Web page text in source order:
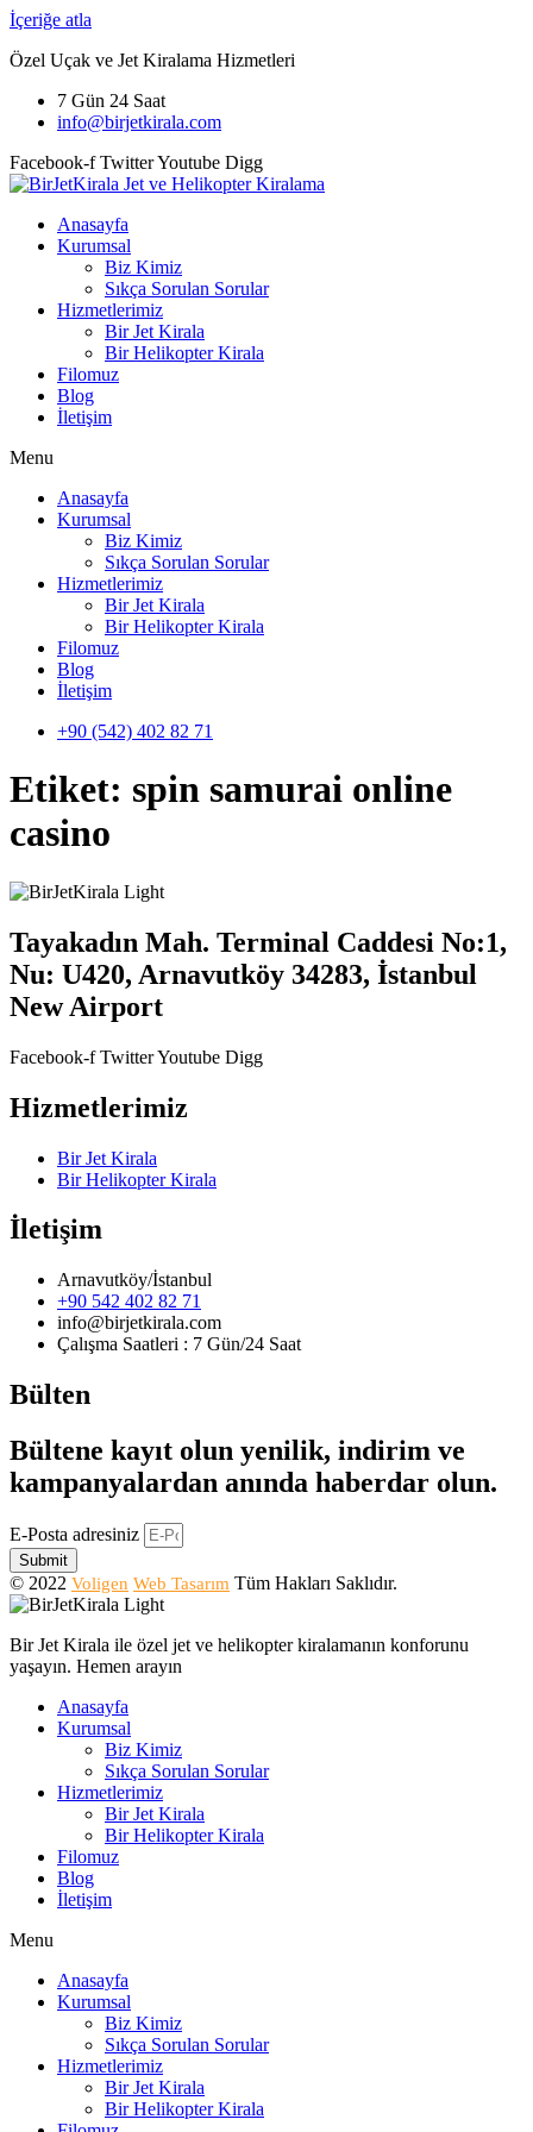
İçeriğe atla
Özel Uçak ve Jet Kiralama Hizmetleri
7 Gün 24 Saat
info@birjetkirala.com
Facebook-f TwitterYoutube Digg
Anasayfa
Kurumsal
Biz Kimiz
Sıkça Sorulan Sorular
Hizmetlerimiz
Bir Jet Kirala
Bir Helikopter Kirala
Filomuz
Blog
İletişim
Menu
Anasayfa
Kurumsal
Biz Kimiz
Sıkça Sorulan Sorular
Hizmetlerimiz
Bir Jet Kirala
Bir Helikopter Kirala
Filomuz
Blog
İletişim
+90 (542) 402 82 71
Etiket: spin samurai online
casino
Tayakadın Mah. Terminal Caddesi No:1,
Nu: U420, Arnavutköy 34283, İstanbul
New Airport
Facebook-f TwitterYoutube Digg
Hizmetlerimiz
Bir Jet Kirala
Bir Helikopter Kirala
İletişim
Arnavutköy/İstanbul
+90 542 402 82 71
info@birjetkirala.com
Çalışma Saatleri : 7 Gün/24 Saat
Bülten
Bültene kayıt olun yenilik, indirim ve
kampanyalardan anında haberdar olun.
E-Posta adresiniz
Submit
© 2022 Voligen Web Tasarım Tüm Hakları Saklıdır.
Bir Jet Kirala ile özel jet ve helikopter kiralamanın konforunu
yaşayın. Hemen arayın
Anasayfa
Kurumsal
Biz Kimiz
Sıkça Sorulan Sorular
Hizmetlerimiz
Bir Jet Kirala
Bir Helikopter Kirala
Filomuz
Blog
İletişim
Menu
Anasayfa
Kurumsal
Biz Kimiz
Sıkça Sorulan Sorular
Hizmetlerimiz
Bir Jet Kirala
Bir Helikopter Kirala